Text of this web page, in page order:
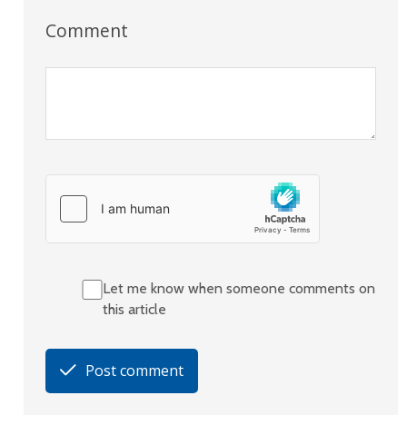
Comment
Let me know when someone comments on
this article
Post comment